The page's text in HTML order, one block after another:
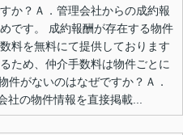
か？Ａ．管理会社からの成約報
です。 成約報酬が存在する物件
料を無料にて提供しております
ため、仲介手数料は物件ごとに
件がないのはなぜですか？Ａ．
社の物件情報を直接掲載...